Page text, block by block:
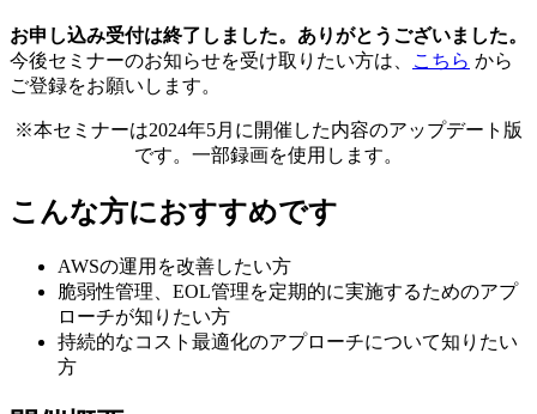
お申し込み受付は終了しました。ありがとうございました。
今後セミナーのお知らせを受け取りたい方は、
こちら から
ご登録をお願いします。
※本セミナーは2024年5月に開催した内容のアップデート版
です。一部録画を使用します。
こんな方におすすめです
AWSの運用を改善したい方
脆弱性管理、EOL管理を定期的に実施するためのアプ
ローチが知りたい方
持続的なコスト最適化のアプローチについて知りたい
方